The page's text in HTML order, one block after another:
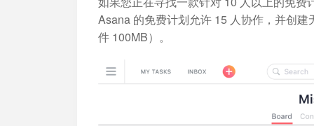
Asana 的免费计划允许 15 人协作，并创
件 100MB）。